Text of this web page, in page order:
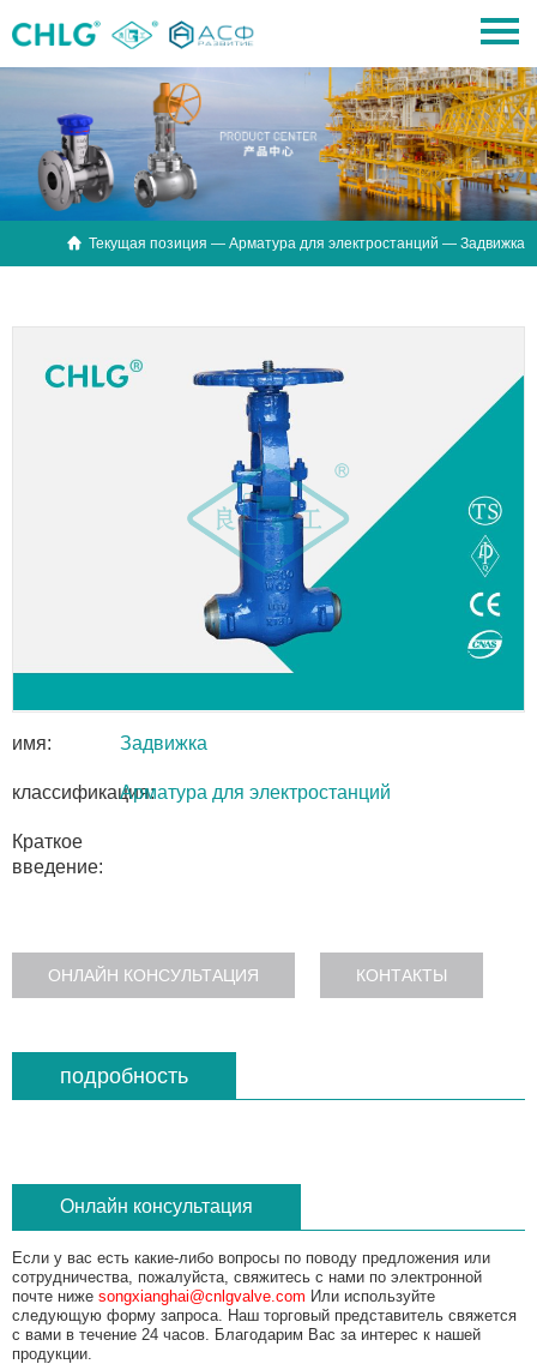
 Текущая позиция — Арматура для электростанций — Задвижка
имя: Задвижка
классификация:Арматура для электростанций
Краткое
введение:
ОНЛАЙН КОНСУЛЬТАЦИЯ КОНТАКТЫ
подробность
Онлайн консультация
Если у вас есть какие-либо вопросы по поводу предложения или
сотрудничества, пожалуйста, свяжитесь с нами по электронной
почте ниже songxianghai@cnlgvalve.com Или используйте
следующую форму запроса. Наш торговый представитель свяжется
с вами в течение 24 часов. Благодарим Вас за интерес к нашей
продукции.